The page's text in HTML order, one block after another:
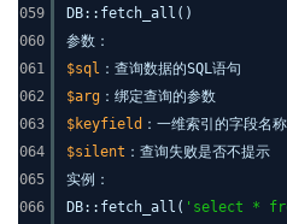
059
060
061
062
063
064
065
066
DB::fetch_all()
参数：
$sql ：查询数据的SQL语句
$arg ：绑定查询的参数
$keyfield ：一维索引的字段名称
$silent ：查询失败是否不提示
实例：
DB::fetch_all( 'select *